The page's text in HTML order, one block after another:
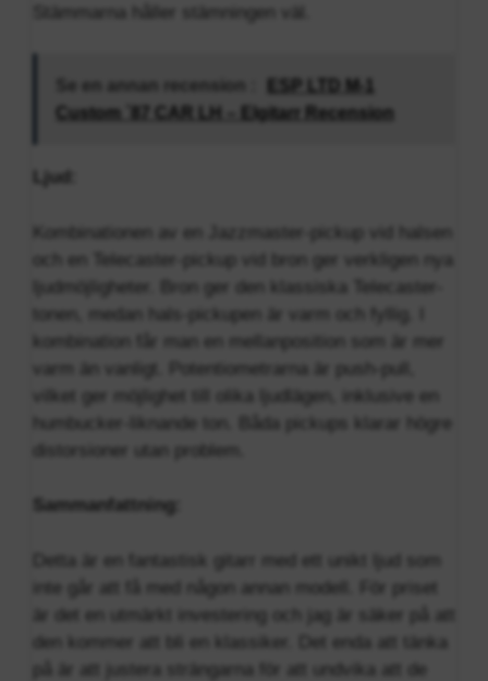
Stämmarna håller stämningen väl.
Se en annan recension :
ESP LTD M-1
Custom ´87 CAR LH – Elgitarr Recension
Ljud:
Kombinationen av en Jazzmaster-pickup vid halsen
och en Telecaster-pickup vid bron ger verkligen nya
ljudmöjligheter. Bron ger den klassiska Telecaster-
tonen, medan hals-pickupen är varm och fyllig. I
kombination får man en mellanposition som är mer
varm än vanligt. Potentiometrarna är push-pull,
vilket ger möjlighet till olika ljudlägen, inklusive en
humbucker-liknande ton. Båda pickups klarar högre
distorsioner utan problem.
Sammanfattning:
Detta är en fantastisk gitarr med ett unikt ljud som
inte går att få med någon annan modell. För priset
är det en utmärkt investering och jag är säker på att
den kommer att bli en klassiker. Det enda att tänka
på är att justera strängarna för att undvika att de